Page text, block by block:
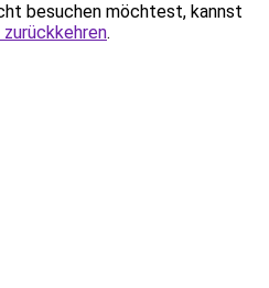
besuchen möchtest, kannst
.